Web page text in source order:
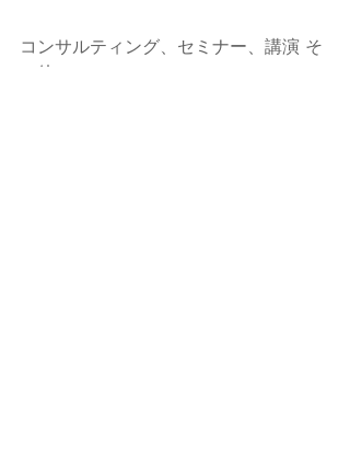
コンサルティング、セミナー、講演 そ
の他